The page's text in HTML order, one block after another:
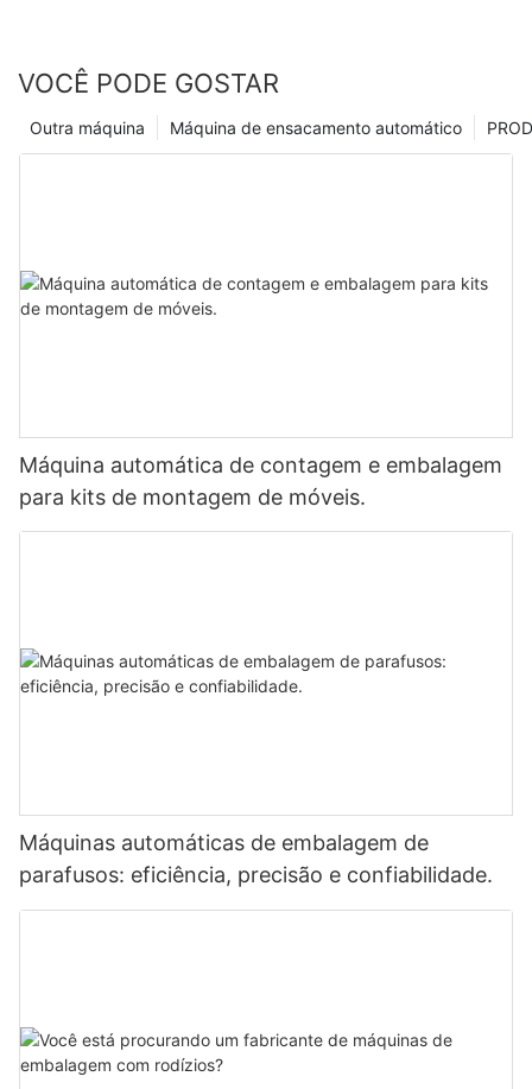
VOCÊ PODE GOSTAR
Máquina de ensacamento automático
Outra máquina
Máquina automática de contagem e embalagem
para kits de montagem de móveis.
Máquinas automáticas de embalagem de
parafusos: eficiência, precisão e confiabilidade.